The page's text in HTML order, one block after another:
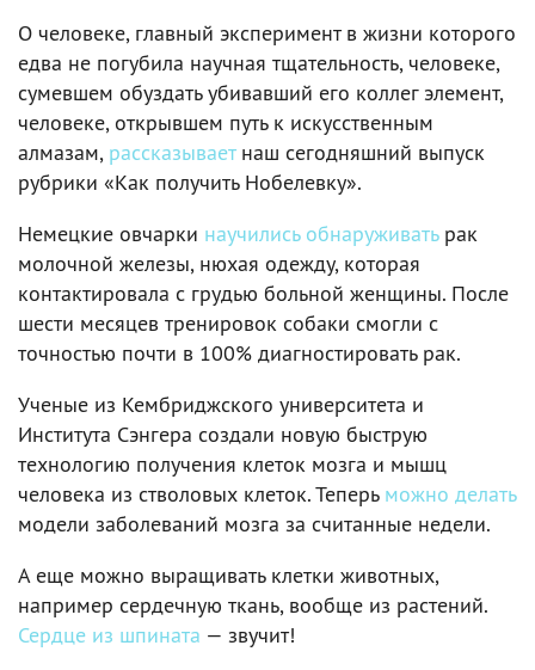
О человеке, главный эксперимент в жизни которого
едва не погубила научная тщательность, человеке,
сумевшем обуздать убивавший его коллег элемент,
человеке, открывшем путь к искусственным
алмазам, рассказываетнаш сегодняшний выпуск
рубрики «Как получить Нобелевку».
Немецкие овчарки научились обнаруживатьрак
молочной железы, нюхая одежду, которая
контактировала с грудью больной женщины. После
шести месяцев тренировок собаки смогли с
точностью почти в 100% диагностировать рак.
Ученые из Кембриджского университета и
Института Сэнгера создали новую быструю
технологию получения клеток мозга и мышц
человека из стволовых клеток. Теперь можно делать
модели заболеваний мозга за считанные недели.
А еще можно выращивать клетки животных,
например сердечную ткань, вообще из растений.
Сердце из шпината — звучит!